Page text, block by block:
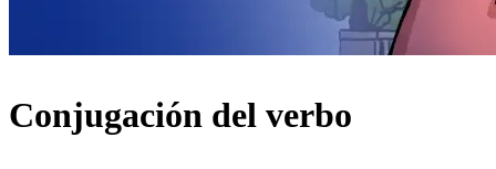
Conjugación del verbo